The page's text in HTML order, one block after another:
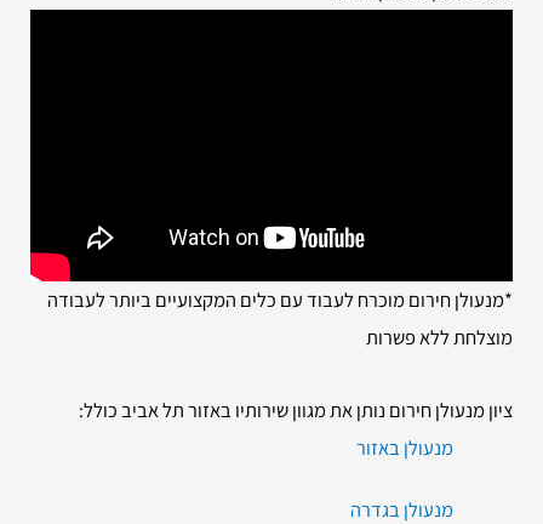
*מנעולן חירום מוכרח לעבוד עם כלים המקצועיים ביותר לעבודה
מוצלחת ללא פשרות
ציון מנעולן חירום נותן את מגוון שירותיו באזור תל אביב כולל:
מנעולן באזור
מנעולן בגדרה